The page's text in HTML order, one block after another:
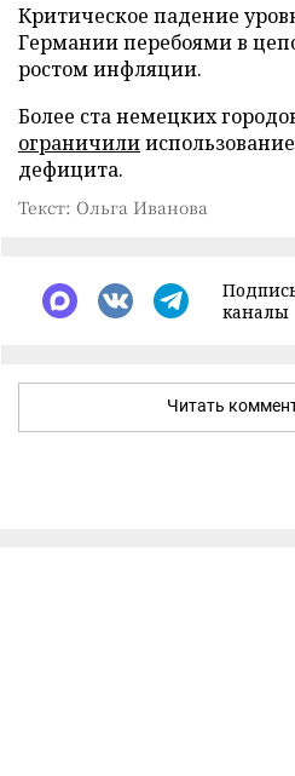
Критическое падение
Германии перебоями в
ростом инфляции.
Более ста немецких
ограничили
дефицита.
Текст: Ольга Иванова
каналы
Читать